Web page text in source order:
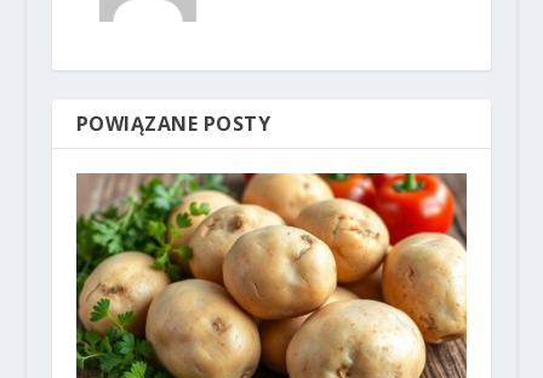
POWIĄZANE POSTY